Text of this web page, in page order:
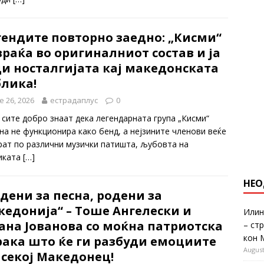
повторно заедно: „Кисми“
во оригиналниот состав и ја
носталгијата кај македонската
26, 2026 естрадаплус 0
добро знаат дека легендарната група „Кисми“
не функционира како бенд, а нејзините членови веќе
по различни музички патишта, љубовта на
[…]
за песна, родени за
– Тоше Ангелески и
Јованова со моќна патриотска
што ќе ги разбуди емоциите
секој Македонец!
–
кон